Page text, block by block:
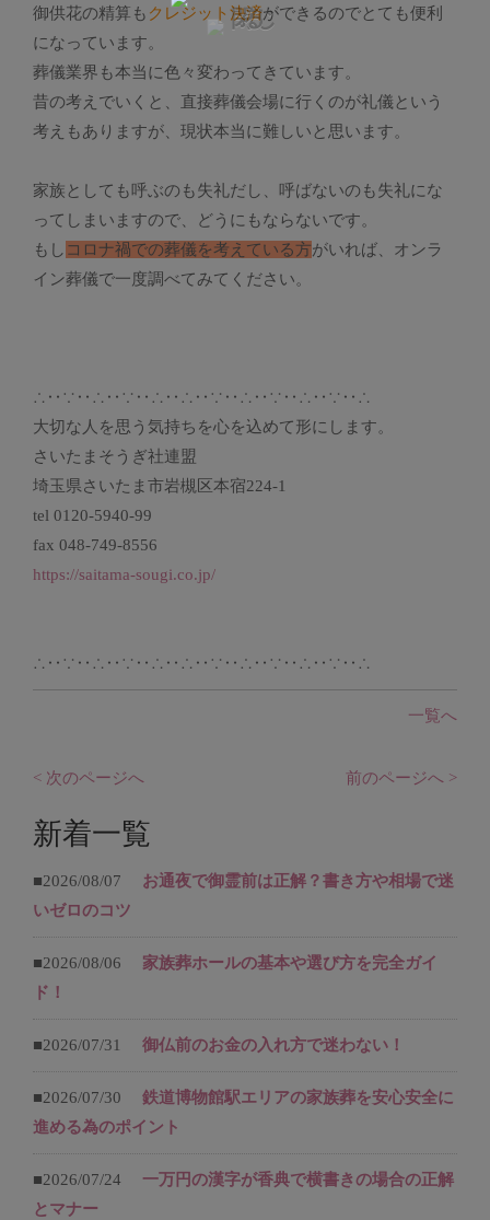
御供花の精算も クレジット決済ができるのでとても便利
になっています。
葬儀業界も本当に色々変わってきています。
昔の考えでいくと、直接葬儀会場に行くのが礼儀という
考えもありますが、現状本当に難しいと思います。
家族としても呼ぶのも失礼だし、呼ばないのも失礼にな
ってしまいますので、どうにもならないです。
もし コロナ禍での葬儀を考えている方がいれば、オンラ
イン葬儀で一度調べてみてください。
∴‥∵‥∴‥∵‥∴‥∴‥∵‥∴‥∵‥∴‥∵‥∴
大切な人を思う気持ちを心を込めて形にします。
さいたまそうぎ社連盟
埼玉県さいたま市岩槻区本宿224-1
tel 0120-5940-99
fax 048-749-8556
https://saitama-sougi.co.jp/
∴‥∵‥∴‥∵‥∴‥∴‥∵‥∴‥∵‥∴‥∵‥∴
一覧へ
< 次のページへ 前のページへ >
新着一覧
■2026/08/07
お通夜で御霊前は正解？書き方や相場で迷
いゼロのコツ
■2026/08/06
家族葬ホールの基本や選び方を完全ガイ
ド！
■2026/07/31 御仏前のお金の入れ方で迷わない！
■2026/07/30
鉄道博物館駅エリアの家族葬を安心安全に
進める為のポイント
■2026/07/24
一万円の漢字が香典で横書きの場合の正解
とマナー